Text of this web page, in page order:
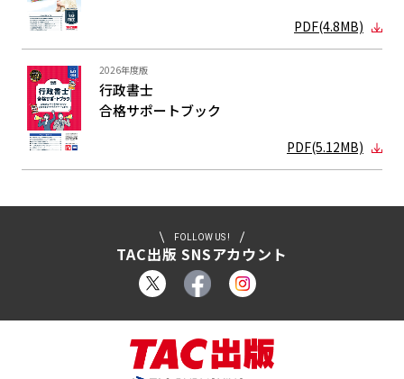
PDF(4.8MB)
2026年度版
行政書士
合格サポートブック
PDF(5.12MB)
FOLLOW US !
TAC出版 SNSアカウント